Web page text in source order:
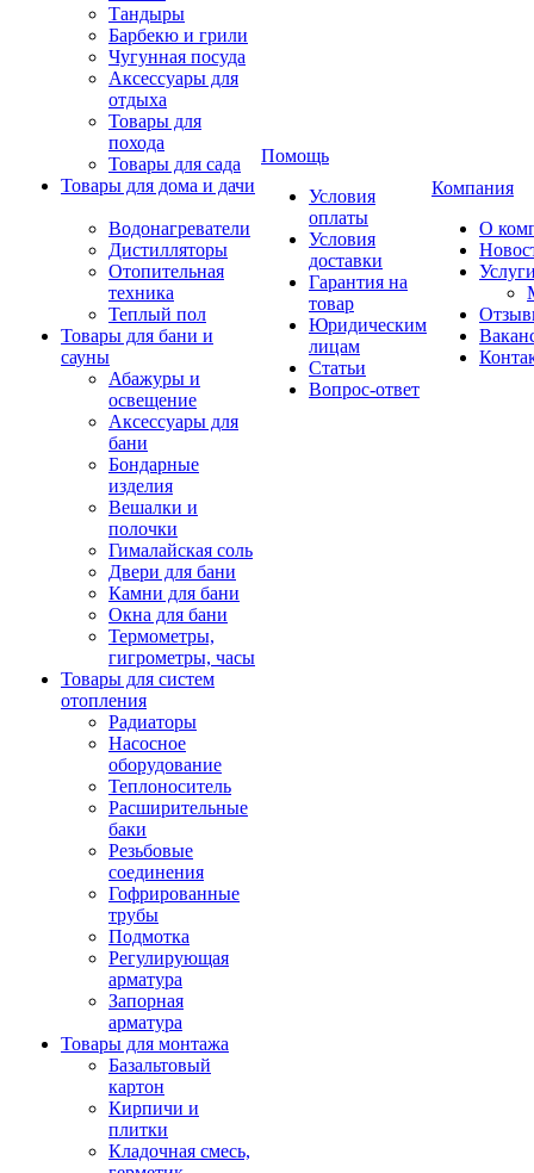
Тандыры
Барбекю и грили
Чугунная посуда
Аксессуары для
отдыха
Товары для
похода
Товары для сада
Товары для дома и дачи
Водонагреватели
Дистилляторы
Отопительная
техника
Теплый пол
Товары для бани и
сауны
Абажуры и
освещение
Аксессуары для
бани
Бондарные
изделия
Вешалки и
полочки
Гималайская соль
Двери для бани
Камни для бани
Окна для бани
Термометры,
гигрометры, часы
Товары для систем
отопления
Радиаторы
Насосное
оборудование
Теплоноситель
Расширительные
баки
Резьбовые
соединения
Гофрированные
трубы
Подмотка
Регулирующая
арматура
Запорная
арматура
Товары для монтажа
Базальтовый
картон
Кирпичи и
плитки
Кладочная смесь,
Помощь
Условия
оплаты
Условия
доставки
Гарантия на
товар
Юридическим
лицам
Статьи
Вопрос-ответ
Компания
О